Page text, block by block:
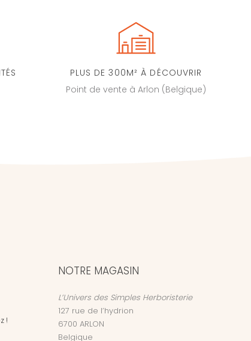
PLUS DE 300M² À DÉCOUVRIR
Point de vente à Arlon (Belgique)
!
NOTRE MAGASIN
L’Univers des Simples Herboristerie
127 rue de l’hydrion
6700 ARLON
Belgique